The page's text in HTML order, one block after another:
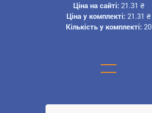
Ціна на сайті: 21.31 ₴
Ціна у комплекті: 21.31 ₴
Кількість у комплекті: 20
=